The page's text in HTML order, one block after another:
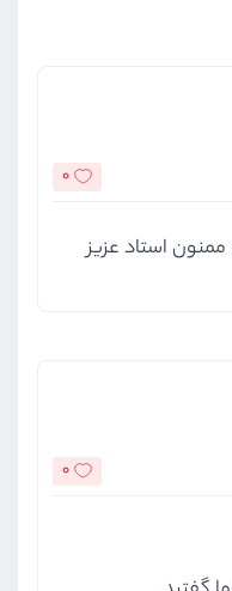
0
استاد عزیز
0